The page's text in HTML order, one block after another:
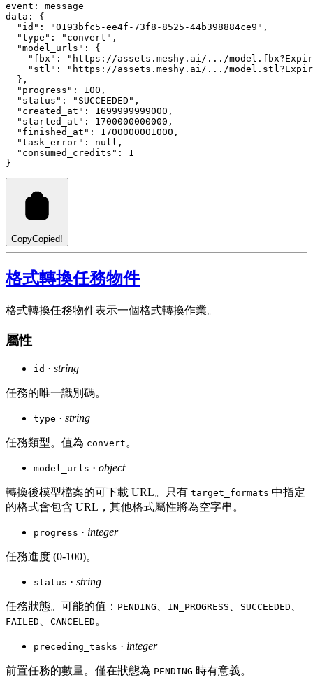
event :
message
data :
{
"id" : "0193bfc5-ee4f-73f8-8525-44b398884ce9" ,
"type" : "convert" ,
"model_urls" : {
"fbx" :
"https://assets.meshy.ai/.../
"stl" :
"https://assets.meshy.ai/.../
  }
,
"progress" : 100 ,
"status" : "SUCCEEDED" ,
"created_at" : 1699999999000 ,
"started_at" : 1700000000000 ,
"finished_at" : 1700000001000 ,
"task_error" : null ,
"consumed_credits" : 1
}
CopyCopied!
格式轉換任務物件
格式轉換任務物件表示一個格式轉換作業。
屬性
id · string
任務的唯一識別碼。
type · string
任務類型。值為 convert。
model_urls · object
轉換後模型檔案的可下載 URL。只有 target_formats 中指定
的格式會包含 URL，其他格式屬性將為空字串。
progress · integer
任務進度 (0-100)。
status · string
任務狀態。可能的值： PENDING 、 IN_PROGRESS 、 SUCCEEDED 、
FAILED 、 CANCELED。
preceding_tasks · integer
前置任務的數量。僅在狀態為 PENDING 時有意義。